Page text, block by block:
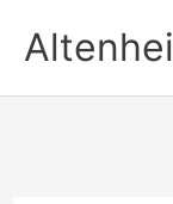
Inhalt
springen